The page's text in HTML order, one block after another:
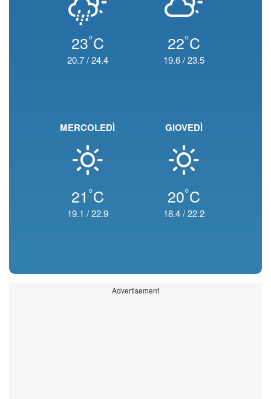
23°C
20.7/24.4
22°C
19.6/23.5
MERCOLEDÌ
21 °C
19.1 /22.9
GIOVEDÌ
20°C
18.4/22.2
Advertisement